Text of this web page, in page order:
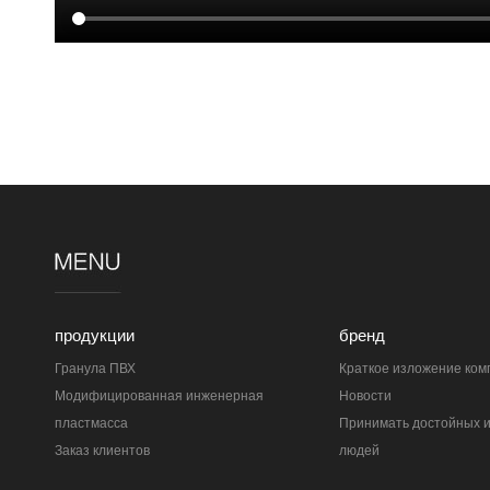
продукции
Гранула ПВХ
Модифицированная инженерная
пластмасса
Заказ клиентов
бренд
Краткое изложение
Новости
Принимать достойных
людей